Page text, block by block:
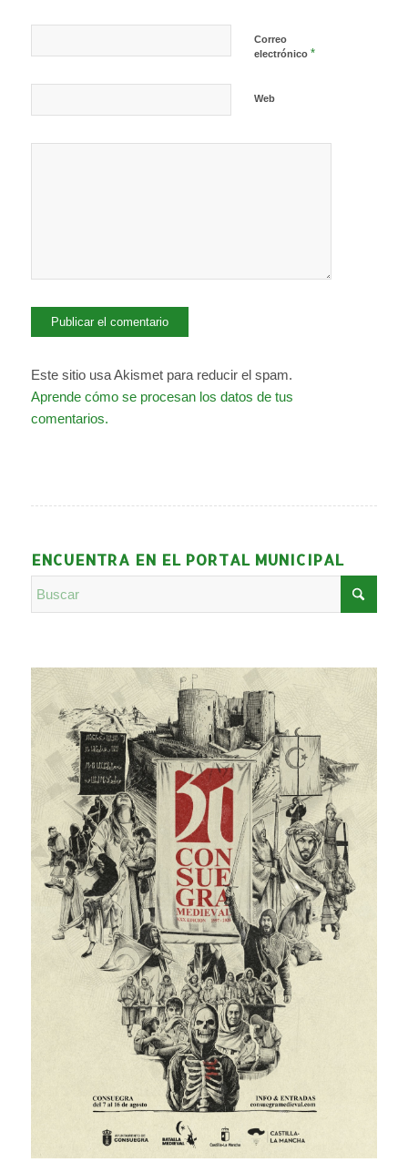
Correo
electrónico *
Web
Este sitio usa Akismet para reducir el spam.
Aprende cómo se procesan los datos de tus
comentarios.
ENCUENTRA EN EL PORTAL MUNICIPAL